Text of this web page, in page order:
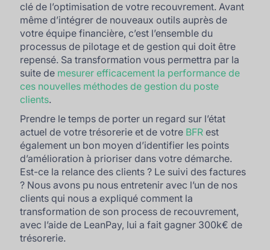
clé de l’optimisation de votre recouvrement. Avant
même d’intégrer de nouveaux outils auprès de
votre équipe financière, c’est l’ensemble du
processus de pilotage et de gestion qui doit être
repensé. Sa transformation vous permettra par la
suite de mesurer efficacement la performance de
ces nouvelles méthodes de gestion du poste
clients.
Prendre le temps de porter un regard sur l’état
actuel de votre trésorerie et de votre BFR est
également un bon moyen d’identifier les points
d’amélioration à prioriser dans votre démarche.
Est-ce la relance des clients ? Le suivi des factures
? Nous avons pu nous entretenir avec l’un de nos
clients qui nous a expliqué comment la
transformation de son process de recouvrement,
avec l’aide de LeanPay, lui a fait gagner 300k€ de
trésorerie.